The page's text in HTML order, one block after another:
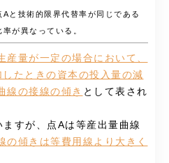
と技術的限界代替率が同じである
が異なっている。
産量が一定の場合において、
たときの資本の投入量の減
線の接線の傾き として表され
すが、点Aは等産出量曲線
の傾きは等費用線より大きく